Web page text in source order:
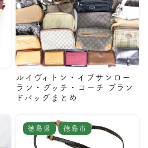
ルイヴィトン・イブサンロー
ラン・グッチ・コーチ ブラン
ドバッグまとめ
徳島県 徳島市